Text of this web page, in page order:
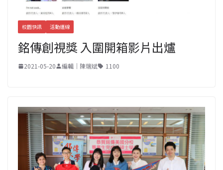
校園快訊 活動連線
銘傳創視獎 入圍開箱影片出爐
2021-05-20 編輯｜陳瑞斌 1100